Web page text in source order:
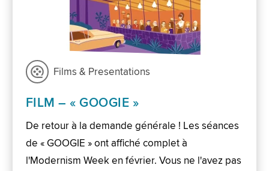
Films & Presentations
FILM – « GOOGIE »
De retour à la demande générale ! Les séances
de « GOOGIE » ont affiché complet à
l'Modernism Week en février. Vous ne l'avez pas